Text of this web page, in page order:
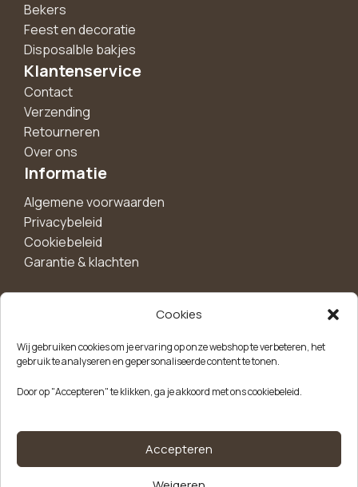
Cookies
Wij gebruiken cookies om je ervaring op onze webshop te verbeteren, het
gebruik te analyseren en gepersonaliseerde content te tonen.
Door op "Accepteren" te klikken, ga je akkoord met ons cookiebeleid.
Accepteren
Bekers
Feest en decoratie
Disposalble bakjes
Klantenservice
Contact
Verzending
Retourneren
Over ons
Informatie
Algemene voorwaarden
Privacybeleid
Cookiebeleid
Garantie & klachten
korting!
aanbiedingen, nieuwe producten en handige tips.